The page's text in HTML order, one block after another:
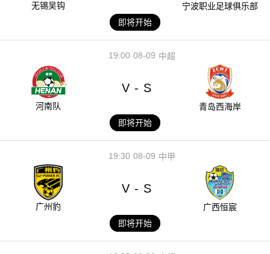
无锡吴钩
宁波职业足球俱乐部
即将开始
08-09
19:00 中超
河南队
V - S
青岛西海岸
即将开始
08-09
19:30 中甲
广州豹
V - S
广西恒宸
即将开始